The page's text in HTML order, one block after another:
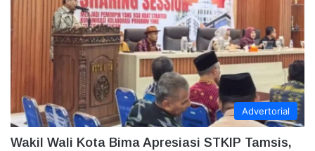
Advertorial
Wakil Wali Kota Bima Apresiasi STKIP Tamsis,